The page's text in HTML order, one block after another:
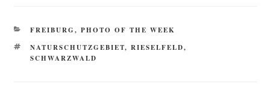
KATEGORIEN
FREIBURG, PHOTO OF THE WEEK
SCHLAGWÖRTER
NATURSCHUTZGEBIET, RIESELFELD,
SCHWARZWALD